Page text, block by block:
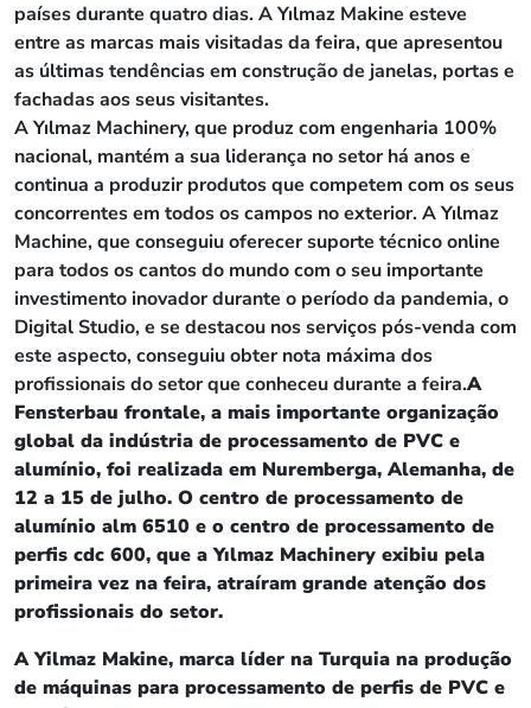
países durante quatro dias. A Yılmaz Makine esteve
entre as marcas mais visitadas da feira, que apresentou
as últimas tendências em construção de janelas, portas e
fachadas aos seus visitantes.
A Yılmaz Machinery, que produz com engenharia 100%
nacional, mantém a sua liderança no setor há anos e
continua a produzir produtos que competem com os seus
concorrentes em todos os campos no exterior. A Yılmaz
Machine, que conseguiu oferecer suporte técnico online
para todos os cantos do mundo com o seu importante
investimento inovador durante o período da pandemia, o
Digital Studio, e se destacou nos serviços pós-venda com
este aspecto, conseguiu obter nota máxima dos
profissionais do setor que conheceu durante a feira.A
Fensterbau frontale, a mais importante organização
global da indústria de processamento de PVC e
alumínio, foi realizada em Nuremberga, Alemanha, de
12 a 15 de julho. O centro de processamento de
alumínio alm 6510 e o centro de processamento de
perfis cdc 600, que a Yılmaz Machinery exibiu pela
primeira vez na feira, atraíram grande atenção dos
profissionais do setor.
A Yilmaz Makine, marca líder na Turquia na produção
de máquinas para processamento de perfis de PVC e